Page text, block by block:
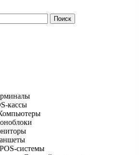
кассы
POS-системы